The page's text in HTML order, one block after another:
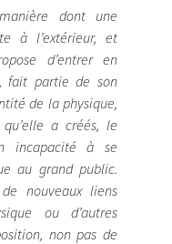
dont une
à l’extérieur, et
d’entrer en
fait partie de son
de la physique,
a créés, le
incapacité à se
au grand public.
nouveaux liens
ou d’autres
non pas de